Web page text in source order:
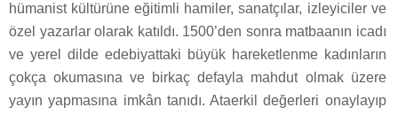
hümanist kültürüne eğitimli hamiler, sanatçılar, izleyiciler ve
özel yazarlar olarak katıldı. 1500’den sonra matbaanın icadı
ve yerel dilde edebiyattaki büyük hareketlenme kadınların
çokça okumasına ve birkaç defayla mahdut olmak üzere
yayın yapmasına imkân tanıdı. Ataerkil değerleri onaylayıp